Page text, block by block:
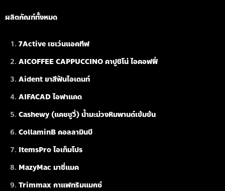
ผลิตภัณฑ์ทั้งหมด
7Active เซเว่นแอคทีฟ
AICOFFEE CAPPUCCINO คาปูชิโน่ ไอคอฟฟี่
Aident ยาสีฟันไอเดนท์
AIFACAD ไอฟาแคด
Cashewy (แคชชูวี่) น้ำมะม่วงหิมพานต์เข้มข้น
CollaminB คอลลามินบี
ItemsPro ไอเท็มโปร
MazyMac มาซี่แมค
Trimmax กาแฟทริมแมกซ์